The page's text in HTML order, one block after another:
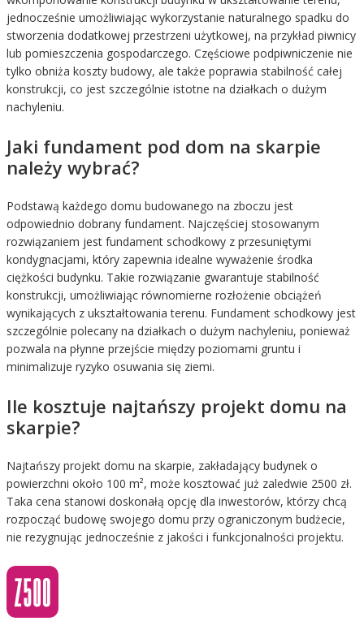
jednocześnie umożliwiając wykorzystanie naturalnego spadku do
stworzenia dodatkowej przestrzeni użytkowej, na przykład piwnicy
lub pomieszczenia gospodarczego. Częściowe podpiwniczenie nie
tylko obniża koszty budowy, ale także poprawia stabilność całej
konstrukcji, co jest szczególnie istotne na działkach o dużym
nachyleniu.
Jaki fundament pod dom na skarpie
należy wybrać?
Podstawą każdego domu budowanego na zboczu jest
odpowiednio dobrany fundament. Najczęściej stosowanym
rozwiązaniem jest fundament schodkowy z przesuniętymi
kondygnacjami, który zapewnia idealne wyważenie środka
ciężkości budynku. Takie rozwiązanie gwarantuje stabilność
konstrukcji, umożliwiając równomierne rozłożenie obciążeń
wynikających z ukształtowania terenu. Fundament schodkowy jest
szczególnie polecany na działkach o dużym nachyleniu, ponieważ
pozwala na płynne przejście między poziomami gruntu i
minimalizuje ryzyko osuwania się ziemi.
Ile kosztuje najtańszy projekt domu na
skarpie?
Najtańszy projekt domu na skarpie, zakładający budynek o
powierzchni około 100 m², może kosztować już zaledwie 2500 zł.
Taka cena stanowi doskonałą opcję dla inwestorów, którzy chcą
rozpocząć budowę swojego domu przy ograniczonym budżecie,
nie rezygnując jednocześnie z jakości i funkcjonalności projektu.